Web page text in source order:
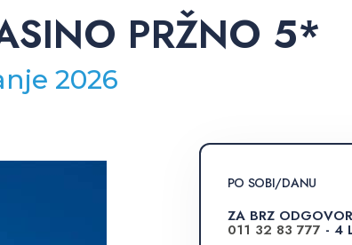
PRŽNO 5*
2026
PO SOBI/DANU
ZA BRZ
011 32 83 777 - 4